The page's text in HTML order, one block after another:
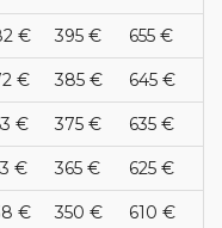
€ 395 € 655 €
€ 385 € 645 €
€ 375 € 635 €
€ 365 € 625 €
€ 350 € 610 €